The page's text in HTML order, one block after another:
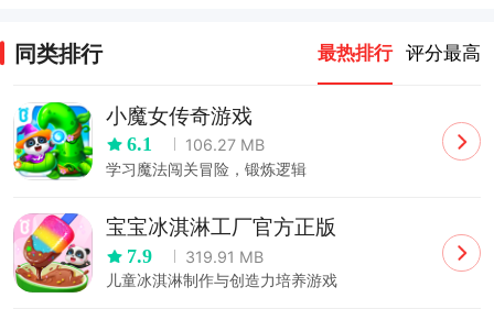
同类排行 最热排行 评分最高
小魔女传奇游戏
6.1
106.27 MB
学习魔法闯关冒险，锻炼逻辑
宝宝冰淇淋工厂官方正版
7.9
319.91 MB
儿童冰淇淋制作与创造力培养游戏